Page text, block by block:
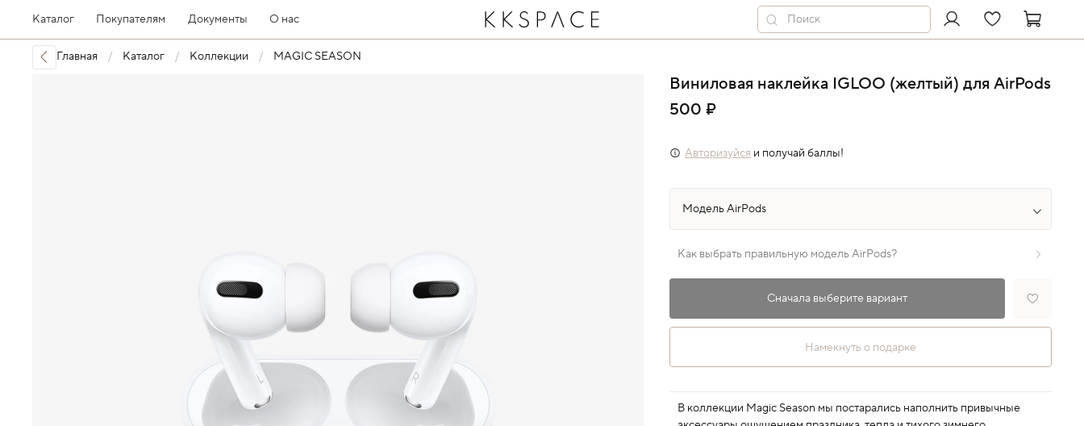
Каталог Покупателям Документы О нас
Главная Каталог Коллекции MAGIC SEASON
Виниловая наклейка IGLOO (желтый) для AirPods
500 ₽
Авторизуйся и получай баллы!
Сначала выберите вариант
Как выбрать правильную модель AirPods?
Намекнуть о подарке
В коллекции Magic Season мы постарались наполнить привычные